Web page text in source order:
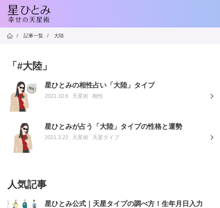
/ 記事一覧 / 大陸
「#大陸」
星ひとみの相性占い「大陸」タイプ
2021.10.6 天星術 相性
星ひとみが占う「大陸」タイプの性格と運勢
2021.3.22 天星術 天星タイプ
人気記事
星ひとみ公式｜天星タイプの調べ方！生年月日入力